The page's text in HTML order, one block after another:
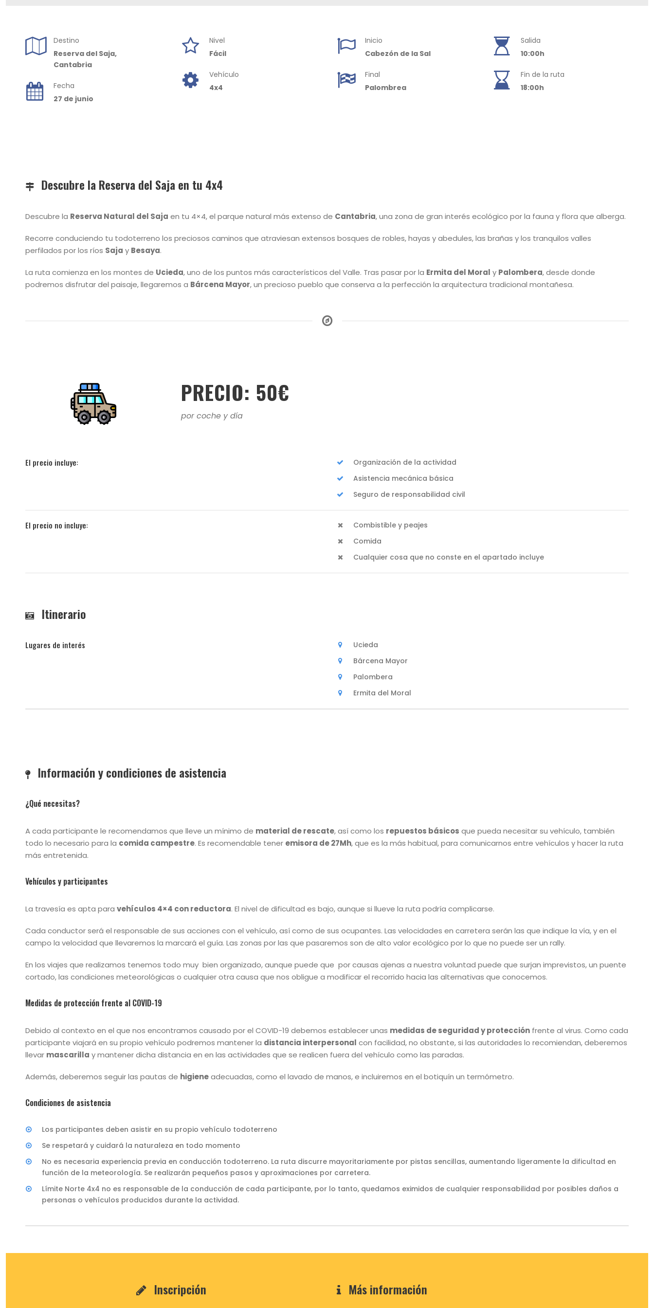
Destino
Reserva del Saja,
Cantabria
Fecha
27 de junio
Nivel
Fácil
Vehículo
4x4
Inicio
Cabezón de la Sal
Final
Palombrea
Salida
10:00h
Fin de la ruta
18:00h
Descubre la Reserva del Saja en tu 4x4
Descubre la Reserva Natural del Saja en tu 4×4, el parque natural más extenso de Cantabria, una zona de gran interés ecológico por la fauna y flora que alberga.
Recorre conduciendo tu todoterreno los preciosos caminos que atraviesan extensos bosques de robles, hayas y abedules, las brañas y los tranquilos valles
perfilados por los ríos Saja y Besaya.
La ruta comienza en los montes de Ucieda, uno de los puntos más característicos del Valle. Tras pasar por la Ermita del Moral y Palombera, desde donde
podremos disfrutar del paisaje, llegaremos a Bárcena Mayor, un precioso pueblo que conserva a la perfección la arquitectura tradicional montañesa.
PRECIO: 50€
por coche y día
El precio incluye:
Organización de la actividad
Asistencia mecánica básica
Seguro de responsabilidad civil
El precio no incluye:
Combistible y peajes
Comida
Cualquier cosa que no conste en el apartado incluye
Itinerario
Lugares de interés
Ucieda
Bárcena Mayor
Palombera
Ermita del Moral
Información y condiciones de asistencia
¿Qué necesitas?
A cada participante le recomendamos que lleve un mínimo de material de rescate, así como los repuestos básicos que pueda necesitar su vehículo, también
todo lo necesario para la comida campestre. Es recomendable tener emisora de 27Mh, que es la más habitual, para comunicarnos entre vehículos y hacer la ruta
más entretenida.
Vehículos y participantes
La travesía es apta para vehículos 4×4 con reductora. El nivel de dificultad es bajo, aunque si llueve la ruta podría complicarse.
Cada conductor será el responsable de sus acciones con el vehículo, así como de sus ocupantes. Las velocidades en carretera serán las que indique la vía, y en el
campo la velocidad que llevaremos la marcará el guía. Las zonas por las que pasaremos son de alto valor ecológico por lo que no puede ser un rally.
En los viajes que realizamos tenemos todo muy bien organizado, aunque puede que por causas ajenas a nuestra voluntad puede que surjan imprevistos, un puente
cortado, las condiciones meteorológicas o cualquier otra causa que nos obligue a modificar el recorrido hacia las alternativas que conocemos.
Medidas de protección frente al COVID-19
Debido al contexto en el que nos encontramos causado por el COVID-19 debemos establecer unas medidas de seguridad y protección frente al virus. Como cada
participante viajará en su propio vehículo podremos mantener la distancia interpersonal con facilidad, no obstante, si las autoridades lo recomiendan, deberemos
llevar mascarilla y mantener dicha distancia en en las actividades que se realicen fuera del vehículo como las paradas.
Además, deberemos seguir las pautas de higieneadecuadas, como el lavado de manos, e incluiremos en el botiquín un termómetro.
Condiciones de asistencia
Los participantes deben asistir en su propio vehículo todoterreno
Se respetará y cuidará la naturaleza en todo momento
No es necesaria experiencia previa en conducción todoterreno. La ruta discurre mayoritariamente por pistas sencillas, aumentando ligeramente la dificultad en
función de la meteorología. Se realizarán pequeños pasos y aproximaciones por carretera.
Límite Norte 4x4 no es responsable de la conducción de cada participante, por lo tanto, quedamos eximidos de cualquier responsabilidad por posibles daños a
personas o vehículos producidos durante la actividad.
Inscripción Más información